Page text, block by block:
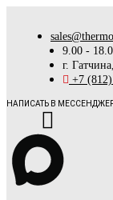
9.00 -
г.
+7
НАПИСАТЬ В